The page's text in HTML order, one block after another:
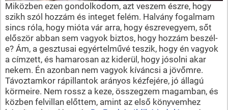
Miközben ezen gondolkodom, azt veszem észre, hogy
szikh szól hozzám és integet felém. Halvány fogalmam
sincs róla, hogy mióta vár arra, hogy észrevegyem, sőt
először abban sem vagyok biztos, hogy hozzám beszél-
e? Ám, a gesztusai egyértelművé teszik, hogy én vagyok
a címzett, és hamarosan az kiderül, hogy jósolni akar
nekem. Én azonban nem vagyok kíváncsi a jövőmre.
Távoztamkor rápillantok arányos kézfejére, jó állagú
körmeire. Nem rossz a keze, összegzem magamban, és
közben felvillan előttem, amint az első könyvemhez